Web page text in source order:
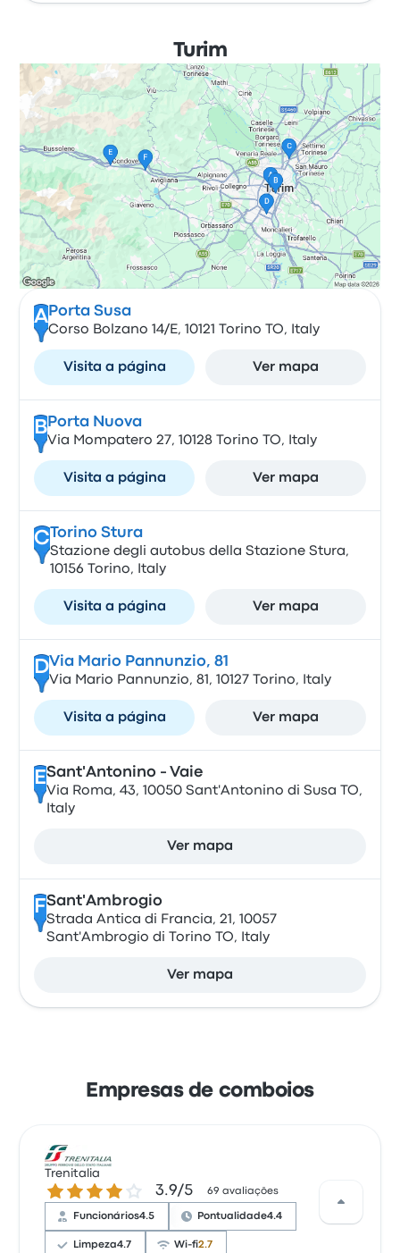
Turim
A Porta Susa
Corso Bolzano 14/E, 10121 Torino TO, Italy
Visita a página Ver mapa
B Porta Nuova
Via Mompatero 27, 10128 Torino TO, Italy
Visita a página Ver mapa
CTorino Stura
Stazione degli autobus della Stazione Stura,
10156 Torino, Italy
Visita a página Ver mapa
DVia Mario Pannunzio, 81
Via Mario Pannunzio, 81, 10127 Torino, Italy
Visita a página Ver mapa
ESant'Antonino - Vaie
Via Roma, 43, 10050 Sant'Antonino di Susa TO,
Italy
Ver mapa
FSant'Ambrogio
Strada Antica di Francia, 21, 10057
Sant'Ambrogio di Torino TO, Italy
Ver mapa
Empresas de comboios
Trenitalia
3.9 de 5 estrelas 3.9/5 69 avaliações
Funcionários4.5 Pontualidade4.4
Limpeza4.7 Wi-fi2.7